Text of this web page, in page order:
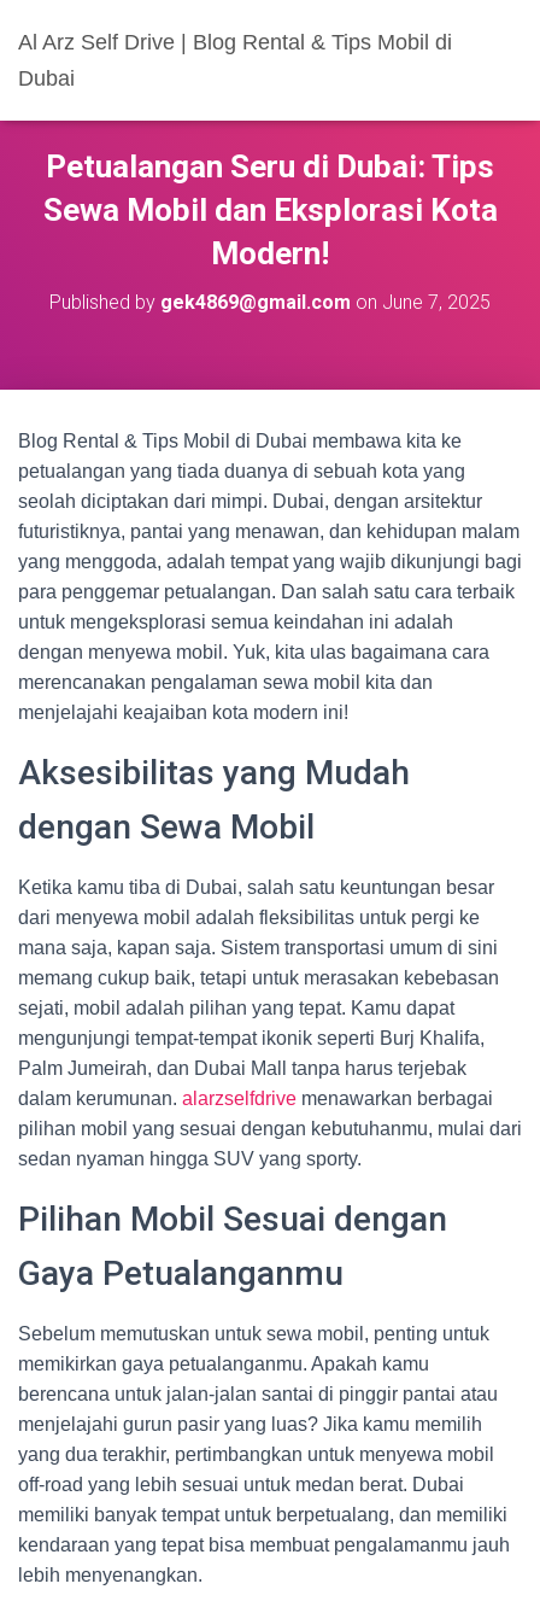
Al Arz Self Drive | Blog Rental & Tips Mobil di
Dubai
Petualangan Seru di Dubai: Tips
Sewa Mobil dan Eksplorasi Kota
Modern!
Published by gek4869@gmail.com on June 7, 2025
Blog Rental & Tips Mobil di Dubai membawa kita ke
petualangan yang tiada duanya di sebuah kota yang
seolah diciptakan dari mimpi. Dubai, dengan arsitektur
futuristiknya, pantai yang menawan, dan kehidupan malam
yang menggoda, adalah tempat yang wajib dikunjungi bagi
para penggemar petualangan. Dan salah satu cara terbaik
untuk mengeksplorasi semua keindahan ini adalah
dengan menyewa mobil. Yuk, kita ulas bagaimana cara
merencanakan pengalaman sewa mobil kita dan
menjelajahi keajaiban kota modern ini!
Aksesibilitas yang Mudah
dengan Sewa Mobil
Ketika kamu tiba di Dubai, salah satu keuntungan besar
dari menyewa mobil adalah fleksibilitas untuk pergi ke
mana saja, kapan saja. Sistem transportasi umum di sini
memang cukup baik, tetapi untuk merasakan kebebasan
sejati, mobil adalah pilihan yang tepat. Kamu dapat
mengunjungi tempat-tempat ikonik seperti Burj Khalifa,
Palm Jumeirah, dan Dubai Mall tanpa harus terjebak
dalam kerumunan. alarzselfdrive menawarkan berbagai
pilihan mobil yang sesuai dengan kebutuhanmu, mulai dari
sedan nyaman hingga SUV yang sporty.
Pilihan Mobil Sesuai dengan
Gaya Petualanganmu
Sebelum memutuskan untuk sewa mobil, penting untuk
memikirkan gaya petualanganmu. Apakah kamu
berencana untuk jalan-jalan santai di pinggir pantai atau
menjelajahi gurun pasir yang luas? Jika kamu memilih
yang dua terakhir, pertimbangkan untuk menyewa mobil
off-road yang lebih sesuai untuk medan berat. Dubai
memiliki banyak tempat untuk berpetualang, dan memiliki
kendaraan yang tepat bisa membuat pengalamanmu jauh
lebih menyenangkan.